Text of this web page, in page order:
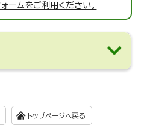
ームをご利用ください。
トップページへ戻る